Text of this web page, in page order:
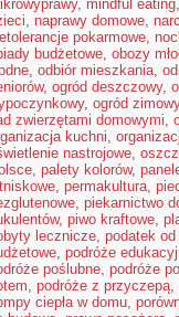
, mindful eating,
, naprawy domowe,
pokarmowe,
budżetowe, obozy
, odbiór mieszkania,
, ogród deszczowy,
, ogród
zwierzętami domowymi,
kuchni,
nastrojowe,
, palety kolorów,
, permakultura,
, piekarnictwo
, piwo kraftowe,
lecznicze, podatek
, podróże
poślubne, podróże
, podróże z przyczepą,
ciepła w domu,